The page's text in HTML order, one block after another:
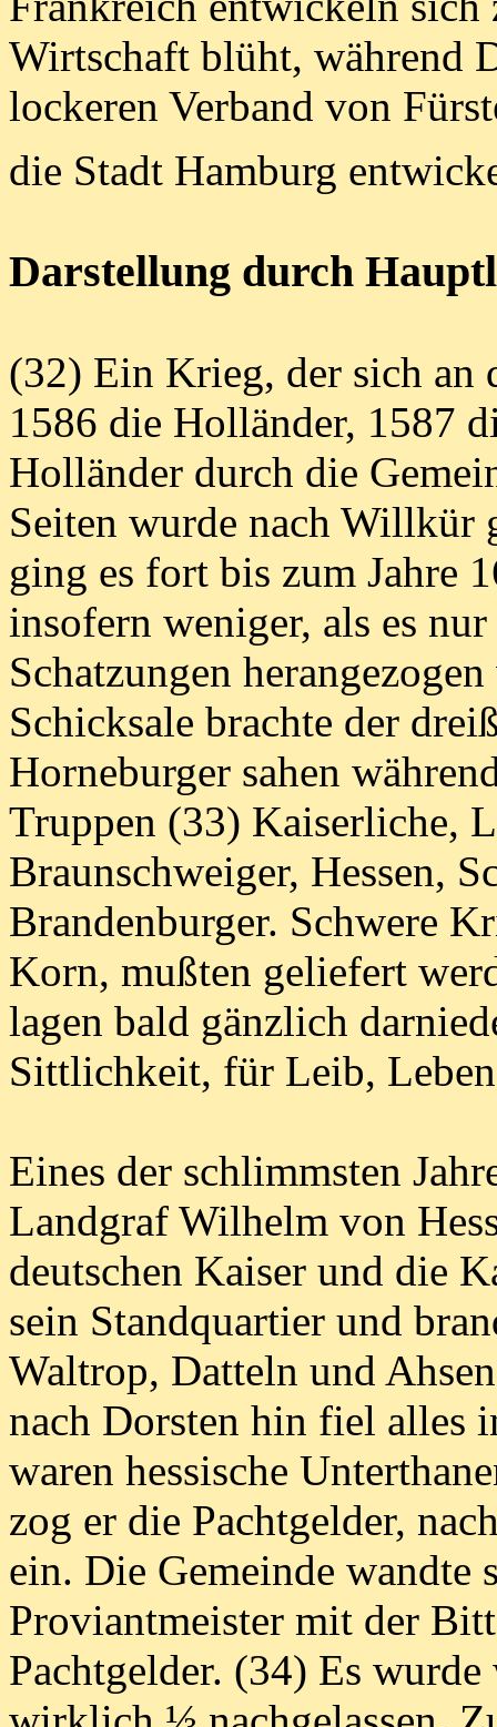
Wirtschaft blüht, während
lockeren Verband von
die Stadt Hamburg
Darstellung durch
(32) Ein Krieg, der sich an
1586 die Holländer, 1587
Holländer durch die
Seiten wurde nach Willkür
ging es fort bis zum Jahre
insofern weniger, als es
Schatzungen
Schicksale brachte der
Horneburger sahen
Truppen (33) Kaiserliche,
Braunschweiger, Hessen,
Brandenburger. Schwere
Korn, mußten geliefert
lagen bald gänzlich
Sittlichkeit, für Leib,
Eines der schlimmsten
Landgraf Wilhelm von
deutschen Kaiser und die
sein Standquartier und
Waltrop, Datteln und
nach Dorsten hin fiel alles
waren hessische
zog er die Pachtgelder,
ein. Die Gemeinde wandte
Proviantmeister mit der
Pachtgelder. (34) Es